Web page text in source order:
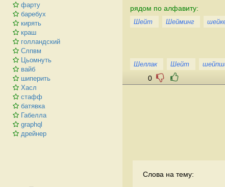
фарту
баребух
кирять
краш
голландский
Слпвм
Цьомнуть
вайб
шиперить
Хасл
стафф
батявка
Габелла
graphql
дрейнер
рядом по алфавиту:
Шейт Шейминг
Шеллак Шейт
0
Слова на тему: